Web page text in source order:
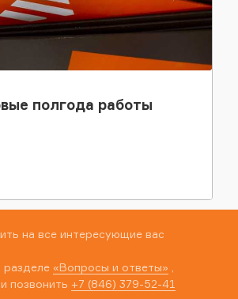
полгода работы
на все интересующие вас
«Вопросы и ответы»
позвонить +7 (846) 379-52-41